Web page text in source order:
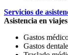
Servicios de
Asistencia en
Gastos
Gastos